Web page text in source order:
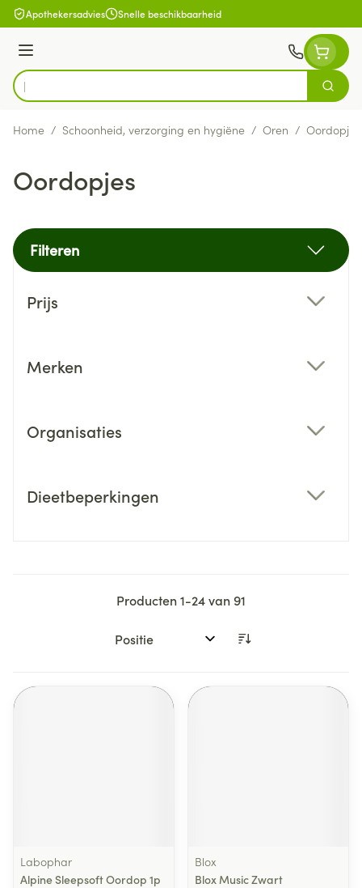
Ga naar de inhoud
Apothekersadvies Snelle beschikbaarheid
Menu
Product, merk, categorie...
Zoek
Home / Schoonheid, verzorging en hygiëne / Oren / Oordopjes
Oordopjes
Filteren
Prijs
Merken
Organisaties
Dieetbeperkingen
Producten1-24van91
Sorteer op:
Labophar
Alpine Sleepsoft Oordop 1p
Blox
Blox Music Zwart